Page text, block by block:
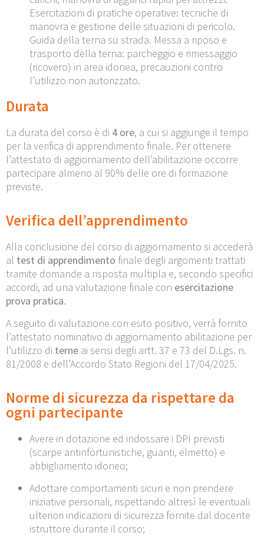
Esercitazioni di pratiche operative: tecniche di
manovra e gestione delle situazioni di pericolo.
Guida della terna su strada. Messa a riposo e
trasporto della terna: parcheggio e rimessaggio
(ricovero) in area idonea, precauzioni contro
l’utilizzo non autorizzato.
Durata
La durata del corso è di 4 ore, a cui si aggiunge il tempo
per la verifica di apprendimento finale. Per ottenere
l’attestato di aggiornamento dell’abilitazione occorre
partecipare almeno al 90% delle ore di formazione
previste.
Verifica dell’apprendimento
Alla conclusione del corso di aggiornamento si accederà
al test di apprendimento finale degli argomenti trattati
tramite domande a risposta multipla e, secondo specifici
accordi, ad una valutazione finale con esercitazione
prova pratica.
A seguito di valutazione con esito positivo, verrà fornito
l’attestato nominativo di aggiornamento abilitazione per
l’utilizzo di terne ai sensi degli artt. 37 e 73 del D.Lgs. n.
81/2008 e dell’Accordo Stato Regioni del 17/04/2025.
Norme di sicurezza da rispettare da
ogni partecipante
Avere in dotazione ed indossare i DPI previsti
(scarpe antinfortunistiche, guanti, elmetto) e
abbigliamento idoneo;
Adottare comportamenti sicuri e non prendere
iniziative personali, rispettando altresì le eventuali
ulteriori indicazioni di sicurezza fornite dal docente
istruttore durante il corso;